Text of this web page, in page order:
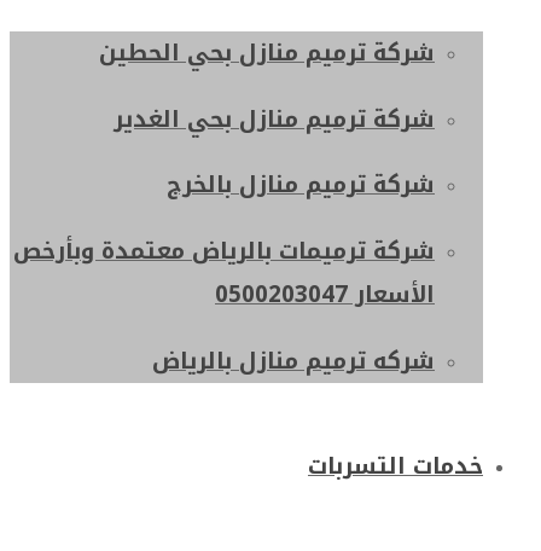
شركة ترميم منازل بحي الحطين
شركة ترميم منازل بحي الغدير
شركة ترميم منازل بالخرج
شركة ترميمات بالرياض معتمدة وبأرخص
الأسعار 0500203047
شركه ترميم منازل بالرياض
خدمات التسربات